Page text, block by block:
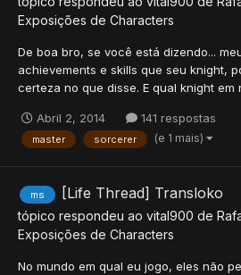
Exposições de Characters
De boa bro, se você está dizendo...
achievements e skills que seu knight,
certeza no que disse. E qual knight em
Abril 2, 2014 141 respostas
master sorcerer (e 1 mais)
ms [Life Thread] Transloko
tópico respondeu ao vital900 de
Exposições de Characters
No mundo em qual eu jogo, eles não